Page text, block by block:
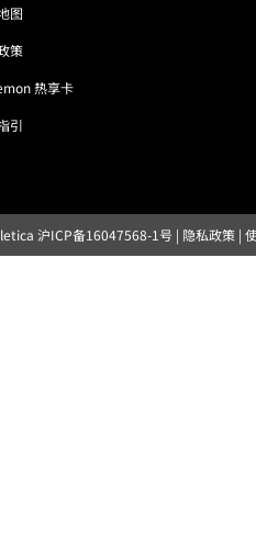
图
策
热享卡
引
沪ICP备16047568-1号 | 隐私政策|